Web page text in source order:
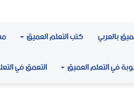
بالعربي كتب التعلم العميق
في التعلم العميق
التعمق في